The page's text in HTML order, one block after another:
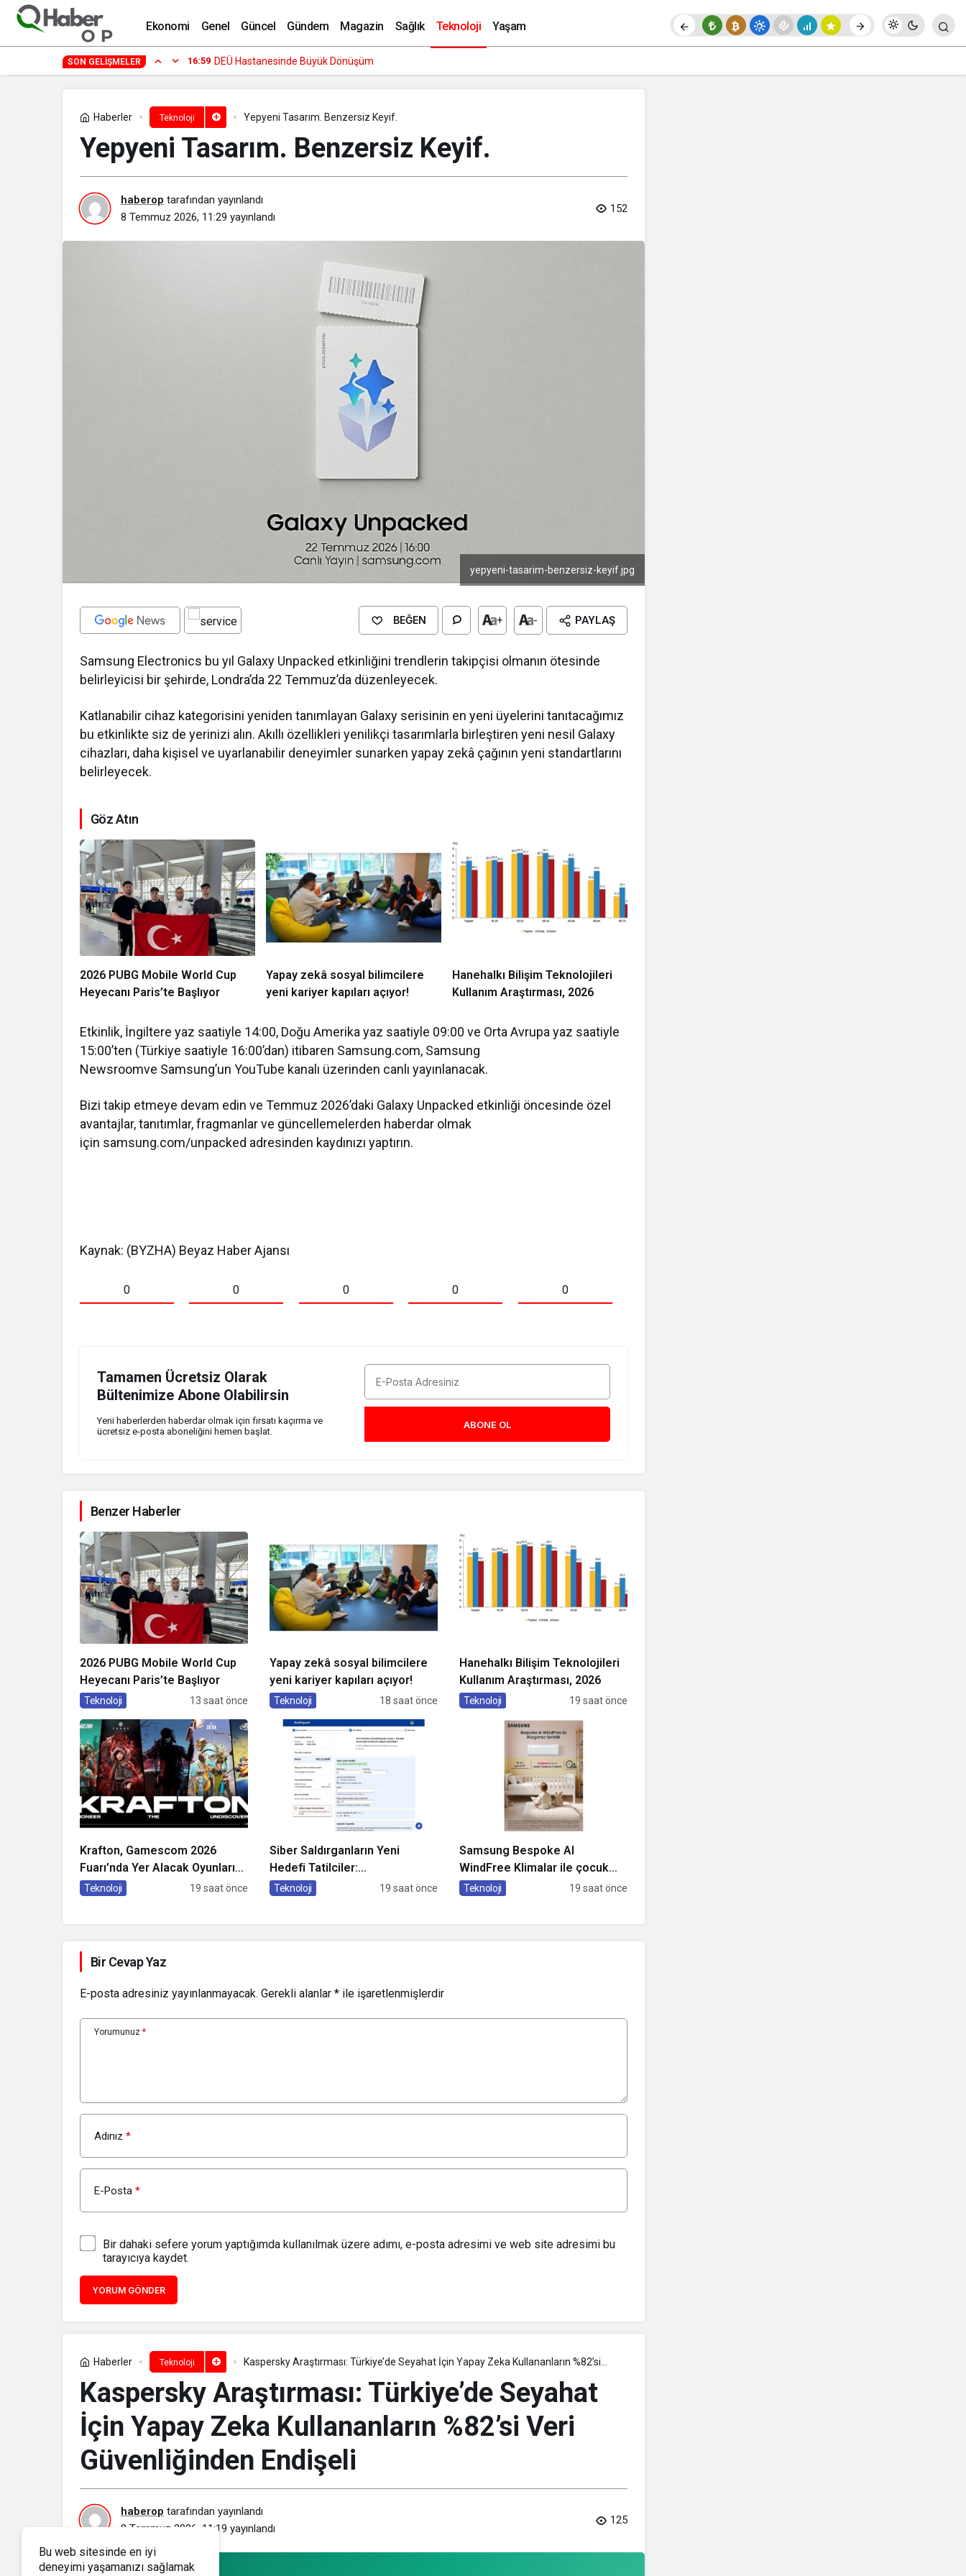
Ekonomi Genel Güncel Gündem Magazin Sağlık Teknoloji Yaşam
SON GELIŞMELER
DEÜ Hastanesinde Büyük Dönüşüm
Haberler Teknoloji Yepyeni Tasarım. Benzersiz Keyif.
Yepyeni Tasarım. Benzersiz Keyif.
haberop tarafından yayınlandı
8 Temmuz 2026, 11:29 yayınlandı
152
yepyeni-tasarim-benzersiz-keyif.jpg
BEĞEN + - PAYLAŞ
Samsung Electronics bu yıl Galaxy Unpacked etkinliğini trendlerin takipçisi olmanın ötesinde
belirleyicisi bir şehirde, Londra’da 22 Temmuz’da düzenleyecek.
Katlanabilir cihaz kategorisini yeniden tanımlayan Galaxy serisinin en yeni üyelerini tanıtacağımız
bu etkinlikte siz de yerinizi alın. Akıllı özellikleri yenilikçi tasarımlarla birleştiren yeni nesil Galaxy
cihazları, daha kişisel ve uyarlanabilir deneyimler sunarken yapay zekâ çağının yeni standartlarını
belirleyecek.
Göz Atın
2026 PUBG Mobile World Cup
Heyecanı Paris’te Başlıyor
Yapay zekâ sosyal bilimcilere
yeni kariyer kapıları açıyor!
Hanehalkı Bilişim Teknolojileri
Kullanım Araştırması, 2026
Etkinlik, İngiltere yaz saatiyle 14:00, Doğu Amerika yaz saatiyle 09:00 ve Orta Avrupa yaz saatiyle
15:00’ten (Türkiye saatiyle 16:00’dan) itibaren Samsung.com, Samsung
Newsroomve Samsung’un YouTube kanalı üzerinden canlı yayınlanacak.
Bizi takip etmeye devam edin ve Temmuz 2026’daki Galaxy Unpacked etkinliği öncesinde özel
avantajlar, tanıtımlar, fragmanlar ve güncellemelerden haberdar olmak
için samsung.com/unpacked adresinden kaydınızı yaptırın.
Kaynak: (BYZHA) Beyaz Haber Ajansı
0 0 0 0 0
Tamamen Ücretsiz Olarak
Bültenimize Abone Olabilirsin
Yeni haberlerden haberdar olmak için fırsatı kaçırma ve
ücretsiz e-posta aboneliğini hemen başlat.
ABONE OL
Benzer Haberler
2026 PUBG Mobile World Cup
Heyecanı Paris’te Başlıyor
Teknoloji 13 saat önce
Yapay zekâ sosyal bilimcilere
yeni kariyer kapıları açıyor!
Teknoloji 18 saat önce
Hanehalkı Bilişim Teknolojileri
Kullanım Araştırması, 2026
Teknoloji 19 saat önce
Krafton, Gamescom 2026
Fuarı’nda Yer Alacak Oyunlarına
Dair Yeni Ayrıntıları Paylaştı
Teknoloji 19 saat önce
Siber Saldırganların Yeni
Hedefi Tatilciler:
Kaspersky’den Güvenli
Teknoloji 19 saat önce
Samsung Bespoke AI
WindFree Klimalar ile çocuk
odalarında rüzgarsız ve
Teknoloji 19 saat önce
Bir Cevap Yaz
E-posta adresiniz yayınlanmayacak. Gerekli alanlar * ile işaretlenmişlerdir
Yorumunuz *
Adınız *
E-Posta *
Bir dahaki sefere yorum yaptığımda kullanılmak üzere adımı, e-posta adresimi ve web site adresimi bu
tarayıcıya kaydet.
YORUM GÖNDER
Haberler Teknoloji
Kaspersky Araştırması: Türkiye’de Seyahat İçin Yapay Zeka Kullananların %82’si
Kaspersky Araştırması: Türkiye’de Seyahat
İçin Yapay Zeka Kullananların %82’si Veri
Güvenliğinden Endişeli
haberop tarafından yayınlandı
8 Temmuz 2026, 11:19 yayınlandı
125
Kaspersky Araştırması: Türkiye’de Seyahat İçin Yapay Zeka Kullananların %82’si Veri Güvenliğinden Endişeli Yorum Yap Paylaş
Bu web sitesinde en iyi
deneyimi yaşamanızı sağlamak